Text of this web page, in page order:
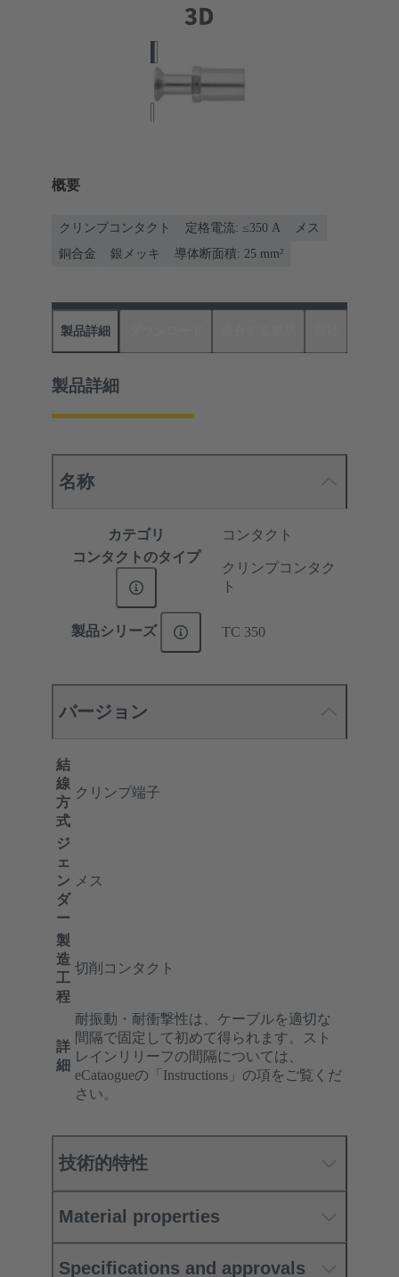
概要
クリンプコンタクト 定格電流: ≤350 A
メス
銅合金
銀メッキ 導体断面積: 25 mm²
製品詳細
製品詳細
名称
カテゴリ
コンタクト
コンタクトのタイプ
クリンプコンタク
ト
製品シリーズ TC 350
バージョン
結
線
方
式
クリンプ端子
ジ
ェ
ン
ダ
ー
メス
製
造
工
程
切削コンタクト
詳
細
耐振動・耐衝撃性は、ケーブルを適切な
間隔で固定して初めて得られます。スト
レインリリーフの間隔については、
eCataogueの「Instructions」の項をご覧くだ
さい。
技術的特性
Material properties
Specifications and approvals